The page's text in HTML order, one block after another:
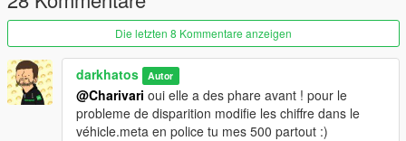
Die letzten 8 Kommentare anzeigen
darkhatos Autor
@Charivari oui elle a des phare avant ! pour le
probleme de disparition modifie les chiffre dans le
véhicle.meta en police tu mes 500 partout :)